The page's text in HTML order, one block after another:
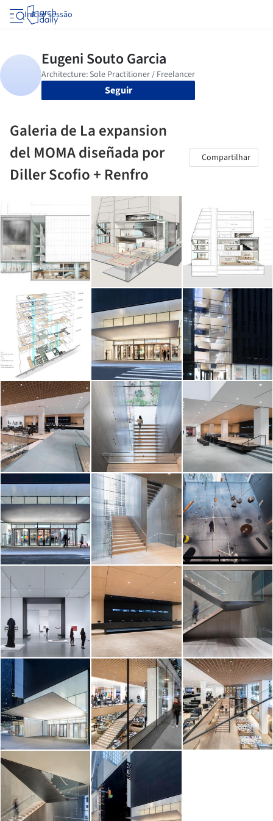
Iniciar sessão
Seguir
Galeria de La expansion
del MOMA diseñada por
Diller Scofio + Renfro
Compartilhar